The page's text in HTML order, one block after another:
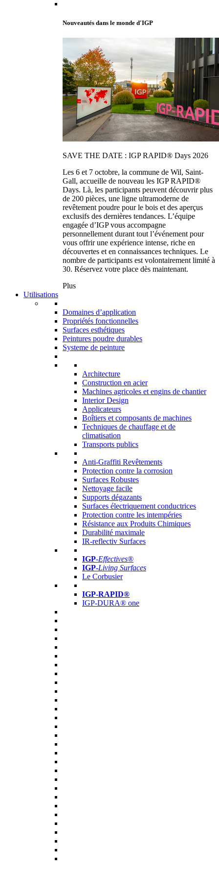
Nouveautés dans le monde d'IGP
SAVE THE DATE : IGP RAPID® Days 2026
Les 6 et 7 octobre, la commune de Wil, Saint-
Gall, accueille de nouveau les IGP RAPID®
Days. Là, les participants peuvent découvrir plus
de 200 pièces, une ligne ultramoderne de
revêtement poudre pour le bois et des aperçus
exclusifs des dernières tendances. L’équipe
engagée d’IGP vous accompagne
personnellement durant tout l’événement pour
vous offrir une expérience intense, riche en
découvertes et en connaissances techniques. Le
nombre de participants est volontairement limité à
30. Réservez votre place dès maintenant.
Plus
Utilisations
Domaines d’application
Propriétés fonctionnelles
Surfaces esthétiques
Peintures poudre durables
Systeme de peinture
Architecture
Construction en acier
Machines agricoles et engins de chantier
Interior Design
Applicateurs
Boîtiers et composants de machines
Techniques de chauffage et de
climatisation
Transports publics
Anti-Graffiti Revêtements
Protection contre la corrosion
Surfaces Robustes
Nettoyage facile
Supports dégazants
Surfaces électriquement conductrices
Protection contre les intempéries
Résistance aux Produits Chimiques
Durabilité maximale
IR-reflectiv Surfaces
IGP-Effectives®
IGP-Living Surfaces
Le Corbusier
IGP-RAPID®
IGP-DURA® one